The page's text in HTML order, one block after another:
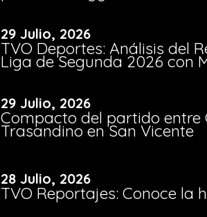
29 Julio, 2026
TVO Deportes: Análisis del
Liga de Segunda 2026 con
29 Julio, 2026
Compacto del partido entre
Trasandino en San Vicente
28 Julio, 2026
TVO Reportajes: Conoce la